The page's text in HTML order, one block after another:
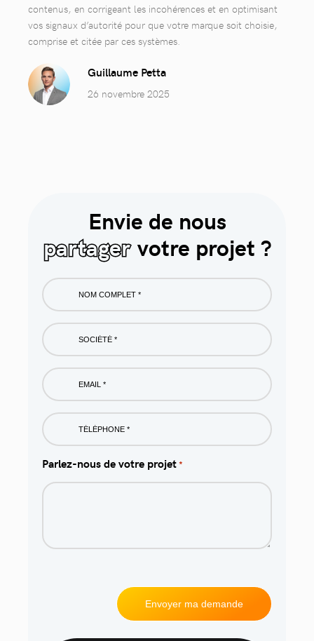
contenus, en corrigeant les incohérences et en optimisant
vos signaux d’autorité pour que votre marque soit choisie,
comprise et citée par ces systèmes.
Guillaume Petta
26 novembre 2025
Envie de nous
partager votre projet ?
Nom
complet
*
Société
*
Email
*
Phone
*
Parlez-nous de votre projet*